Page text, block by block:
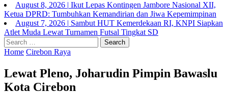
August 8, 2026 | Ikut Lepas Kontingen Jambore Nasional XII,
Ketua DPRD: Tumbuhkan Kemandirian dan Jiwa Kepemimpinan
August 7, 2026 | Sambut HUT Kemerdekaan RI, KNPI Siapkan
Atlet Muda Lewat Turnamen Futsal Tingkat SD
Search
for:
Home Cirebon Raya
Lewat Pleno, Joharudin Pimpin Bawaslu
Kota Cirebon